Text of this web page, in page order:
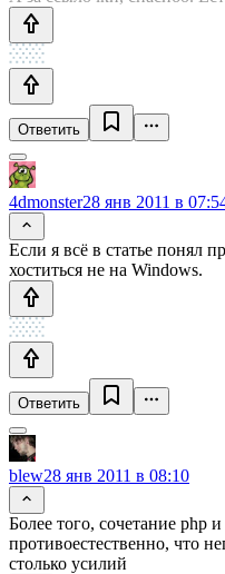
Ответить
4dmonster28 янв 2011 в
Если я всё в статье понял
хоститься не на Windows.
Ответить
blew28 янв 2011 в 08:10
Более того, сочетание php
противоестественно, что
столько усилий